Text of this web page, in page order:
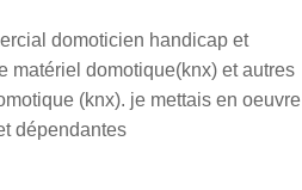
domoticien handicap et
matériel domotique(knx) et autres
(knx). je mettais en oeuvre
dépendantes